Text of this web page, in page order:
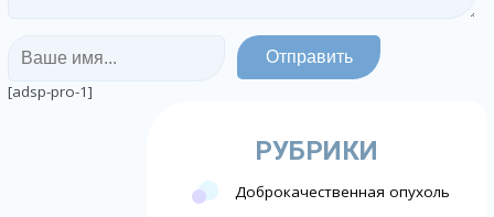
[adsp-pro-1]
РУБРИКИ
Доброкачественная опухоль